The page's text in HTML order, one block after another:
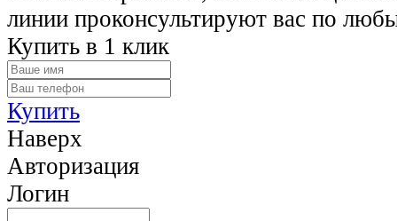
линии проконсультируют вас по
Купить в 1 клик
Купить
Наверх
Авторизация
Логин